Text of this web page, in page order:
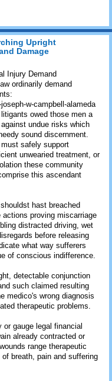
Upright
Damage
Injury Demand
ordinarily demand
w-campbell-alameda
owed those men a
undue risks which
sound discernment.
safely support
unwearied treatment, or
these community
this ascendant
hast breached
proving miscarriage
distracted driving, wet
before releasing
what way sufferers
of conscious indifference.
detectable conjunction
such claimed resulting
medico's wrong diagnosis
therapeutic problems.
gauge legal financial
already contracted or
range therapeutic
breath, pain and suffering